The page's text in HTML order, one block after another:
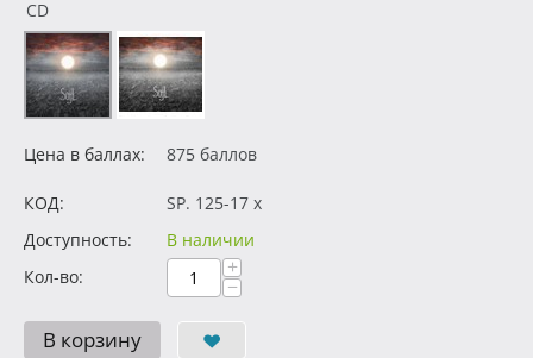
CD
Цена в баллах: 875 баллов
КОД:
SP. 125-17 x
Доступность:
В наличии
Кол-во:
+
−
В корзину